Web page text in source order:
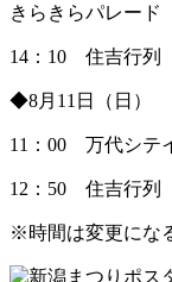
きらきらパレード
14：10 住吉行列
◆8月11日（日）
11：00 万代シテ
12：50 住吉行列
※時間は変更にな